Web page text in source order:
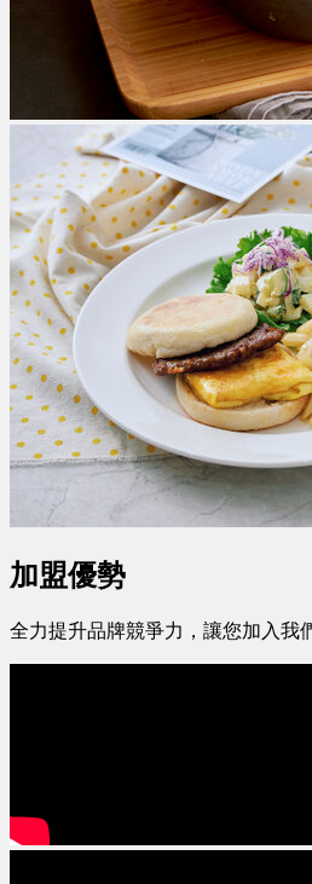
加盟優勢
全力提升品牌競爭力，讓您加入我